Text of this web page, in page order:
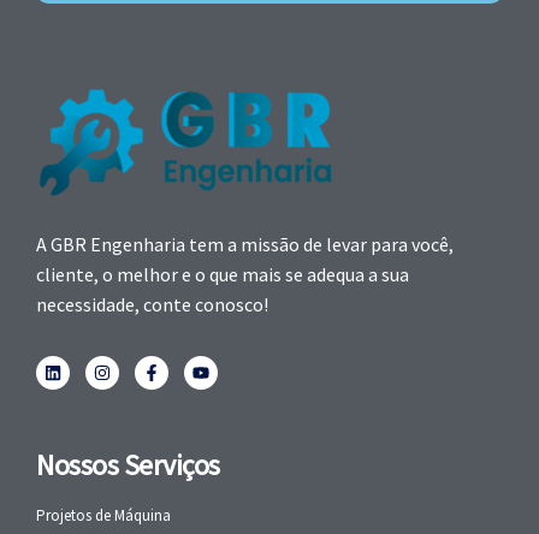
A GBR Engenharia tem a missão de levar para você,
cliente, o melhor e o que mais se adequa a sua
necessidade, conte conosco!
Nossos Serviços
Projetos de Máquina